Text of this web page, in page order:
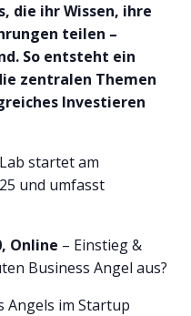
die ihr Wissen, ihre
teilen –
So entsteht ein
zentralen Themen
Investieren
startet am
und umfasst
Online – Einstieg &
Business Angel aus?
Angels im Startup